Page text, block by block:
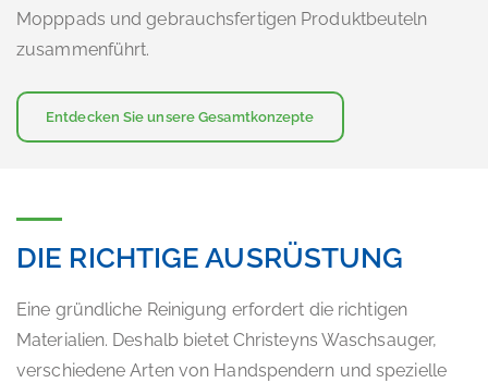
Mopppads und gebrauchsfertigen Produktbeuteln
zusammenführt.
Entdecken Sie unsere Gesamtkonzepte
DIE RICHTIGE AUSRÜSTUNG
Eine gründliche Reinigung erfordert die richtigen
Materialien. Deshalb bietet Christeyns Waschsauger,
verschiedene Arten von Handspendern und spezielle